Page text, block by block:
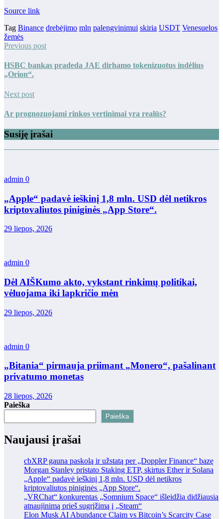
Source link
Tag Binance drebėjimo mln palengvinimui skiria USDT Venesuelos
žemės
Previous post
HSBC bankas pradeda JAE dirhamo tokenizuotus indėlius
„Orion“.
Next post
Ar prognozuojami rinkos vertinimai yra realūs?
Susiję įrašai
admin 0
„Apple“ padavė ieškinį 1,8 mln. USD dėl netikros
kriptovaliutos piniginės „App Store“.
29 liepos, 2026
admin 0
Dėl AIŠKumo akto, vykstant rinkimų politikai,
vėluojama iki lapkričio mėn
29 liepos, 2026
admin 0
„Bitania“ pirmauja priimant „Monero“, pašalinant
privatumo monetas
28 liepos, 2026
Paieška
Paieška
Naujausi įrašai
cbXRP gauna paskolą ir užstatą per „Doppler Finance“ bazę
Morgan Stanley pristato Staking ETP, skirtus Ether ir Solana
„Apple“ padavė ieškinį 1,8 mln. USD dėl netikros
kriptovaliutos piniginės „App Store“.
„VRChat“ konkurentas „Somnium Space“ išleidžia didžiausią
atnaujinimą prieš sugrįžimą į „Steam“
Elon Musk AI Abundance Claim vs Bitcoin’s Scarcity Case